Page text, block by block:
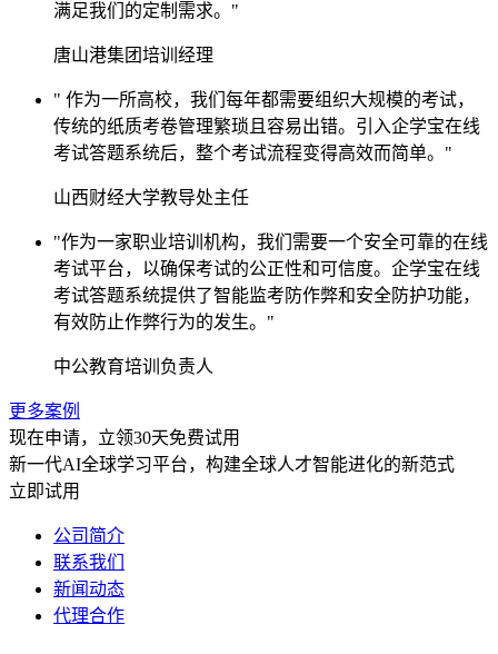
满足我们的定制需求。"
唐山港集团培训经理
" 作为一所高校，我们每年都需要组织大规模的考试，
传统的纸质考卷管理繁琐且容易出错。引入企学宝在线
考试答题系统后，整个考试流程变得高效而简单。"
山西财经大学教导处主任
"作为一家职业培训机构，我们需要一个安全可靠的在线
考试平台，以确保考试的公正性和可信度。企学宝在线
考试答题系统提供了智能监考防作弊和安全防护功能，
有效防止作弊行为的发生。"
中公教育培训负责人
更多案例
现在申请，立领30天免费试用
新一代AI全球学习平台，构建全球人才智能进化的新范式
立即试用
公司简介
联系我们
新闻动态
代理合作